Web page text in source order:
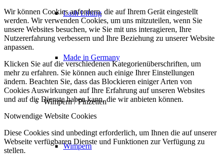
Lash Lifting
Made in Germany
Wimpern / Pinzetten
Wimpern
Wir können Cookies anfordern, die auf Ihrem Gerät eingestellt
werden. Wir verwenden Cookies, um uns mitzuteilen, wenn Sie
unsere Websites besuchen, wie Sie mit uns interagieren, Ihre
Nutzererfahrung verbessern und Ihre Beziehung zu unserer Website
anpassen.
Klicken Sie auf die verschiedenen Kategorienüberschriften, um
mehr zu erfahren. Sie können auch einige Ihrer Einstellungen
ändern. Beachten Sie, dass das Blockieren einiger Arten von
Cookies Auswirkungen auf Ihre Erfahrung auf unseren Websites
und auf die Dienste haben kann, die wir anbieten können.
Notwendige Website Cookies
Diese Cookies sind unbedingt erforderlich, um Ihnen die auf unserer
Webseite verfügbaren Dienste und Funktionen zur Verfügung zu
stellen.